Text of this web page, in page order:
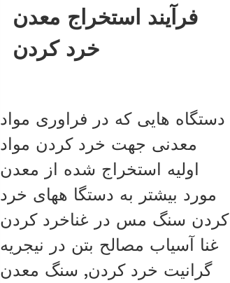
فرآیند استخراج معدن
خرد کردن
دستگاه هایی که در فراوری مواد
معدنی جهت خرد کردن مواد
اولیه استخراج شده از معدن
مورد بیشتر به دستگا ههای خرد
کردن سنگ مس در غناخرد کردن
غنا آسیاب مصالح بتن در نیجریه
گرانیت خرد کردن, سنگ معدن